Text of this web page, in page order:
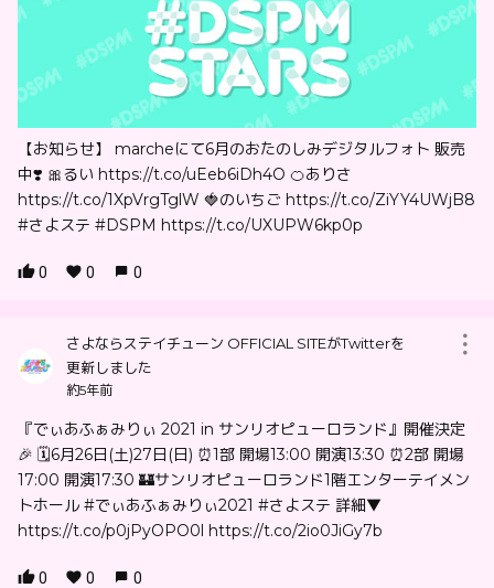
【お知らせ】 marcheにて6月のおたのしみデジタルフォト 販売
中❣️ 🎀るい https://t.co/uEeb6iDh4O 🍊ありさ
https://t.co/1XpVrgTglW 🍓のいちご https://t.co/ZiYY4UWjB8
#さよステ #DSPM https://t.co/UXUPW6kp0p
0 0 0
さよならステイチューン OFFICIAL SITEがTwitterを
更新しました
約5年前
『でぃあふぁみりぃ 2021 in サンリオピューロランド』開催決定
🎉 🗓6月26日(土)27日(日) ⏰1部 開場13:00 開演13:30 ⏰2部 開場
17:00 開演17:30 🏰サンリオピューロランド1階エンターテイメン
トホール #でぃあふぁみりぃ2021 #さよステ 詳細▼
https://t.co/p0jPyOPO0l https://t.co/2io0JiGy7b
0 0 0